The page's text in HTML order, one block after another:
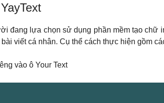
đang lựa chọn sử dụng phần mềm tạo chữ
viết cá nhân. Cụ thể cách thực hiện gồm
vào ô Your Text